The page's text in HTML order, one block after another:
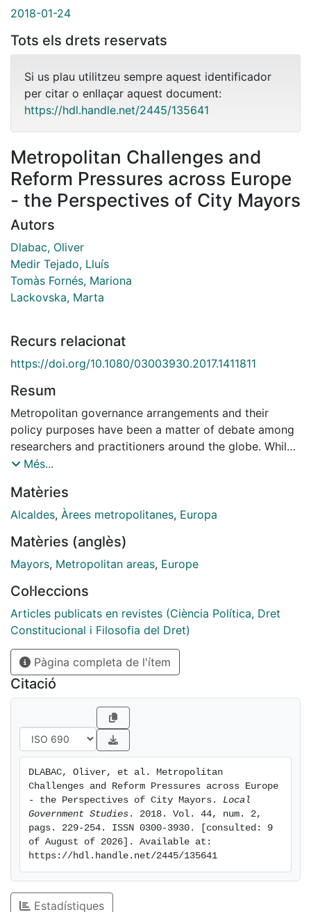
2018-01-24
Tots els drets reservats
Si us plau utilitzeu sempre aquest identificador
per citar o enllaçar aquest document:
https://hdl.handle.net/2445/135641
Metropolitan Challenges and
Reform Pressures across Europe
- the Perspectives of City Mayors
Autors
Dlabac, Oliver
Medir Tejado, Lluís
Tomàs Fornés, Mariona
Lackovska, Marta
Recurs relacionat
https://doi.org/10.1080/03003930.2017.1411811
Resum
Metropolitan governance arrangements and their
policy purposes have been a matter of debate among
researchers and practitioners around the globe. While
we may trace three broad schools of metropolitan
new regionalism - with each still having its proponents,
we are interested to learn whether there are
today become general knowledge among urban
political elites. By investigating the attitudes and
that functional multipurpose governance bodies are
indeed more generally associated with equitable
service distribution, whereas the preconditions for
cost-efficiency and sustainable development are more
equivocally placed at different modes of governance.
Moreover, we show that a perceived general lack of
problem-solving capacities does not automatically
translate into pressures for metropolitan reform, but it
is only in combination with a general disaffection with
the governance structures currently in place.
Més...
Matèries
Alcaldes, Àrees metropolitanes, Europa
Matèries (anglès)
Mayors, Metropolitan areas, Europe
Col·leccions
Articles publicats en revistes (Ciència Política, Dret
Constitucional i Filosofia del Dret)
Pàgina completa de l'ítem
Citació
DLABAC, Oliver, et al. Metropolitan
Challenges and Reform Pressures across Europe
- the Perspectives of City Mayors. Local
Government Studies . 2018. Vol. 44, num. 2,
pags. 229-254. ISSN 0300-3930. [consulted: 9
of August of 2026]. Available at:
https://hdl.handle.net/2445/135641
Estadístiques